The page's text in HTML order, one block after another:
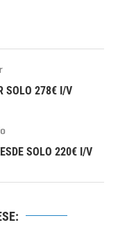
SOLO 278€ I/V
SOLO 220€ I/V